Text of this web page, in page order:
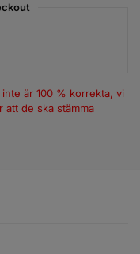
är 100 % korrekta, vi
att de ska stämma